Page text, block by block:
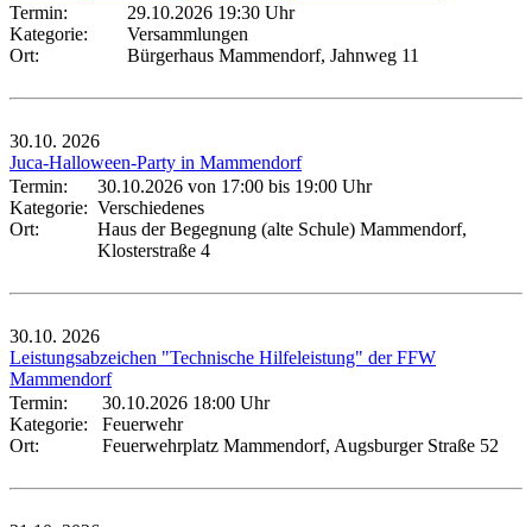
Termin:
29.10.2026 19:30 Uhr
Kategorie:
Versammlungen
Ort:
Bürgerhaus Mammendorf, Jahnweg 11
30.10. 2026
Juca-Halloween-Party in Mammendorf
Termin:
30.10.2026 von 17:00 bis 19:00 Uhr
Kategorie: Verschiedenes
Ort:
Haus der Begegnung (alte Schule) Mammendorf,
Klosterstraße 4
30.10. 2026
Leistungsabzeichen "Technische Hilfeleistung" der FFW
Mammendorf
Termin:
30.10.2026 18:00 Uhr
Kategorie:
Feuerwehr
Ort:
Feuerwehrplatz Mammendorf, Augsburger Straße 52